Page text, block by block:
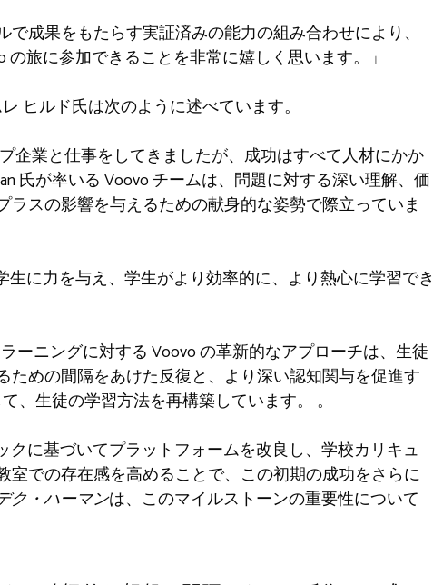
成果をもたらす実証済みの能力の組み合わせにより、
旅に参加できることを非常に嬉しく思います。」
ヒルド氏は次のように述べています。
企業と仕事をしてきましたが、成功はすべて人材にかか
氏が率いる Voovo チームは、問題に対する深い理解、価
スの影響を与えるための献身的な姿勢で際立っていま
に力を与え、学生がより効率的に、より熱心に学習でき
ーニングに対する Voovo の革新的なアプローチは、生徒
めの間隔をあけた反復と、より深い認知関与を促進す
、生徒の学習方法を再構築しています。 。
に基づいてプラットフォームを改良し、学校カリキュ
での存在感を高めることで、この初期の成功をさらに
ク・ハーマンは、このマイルストーンの重要性について